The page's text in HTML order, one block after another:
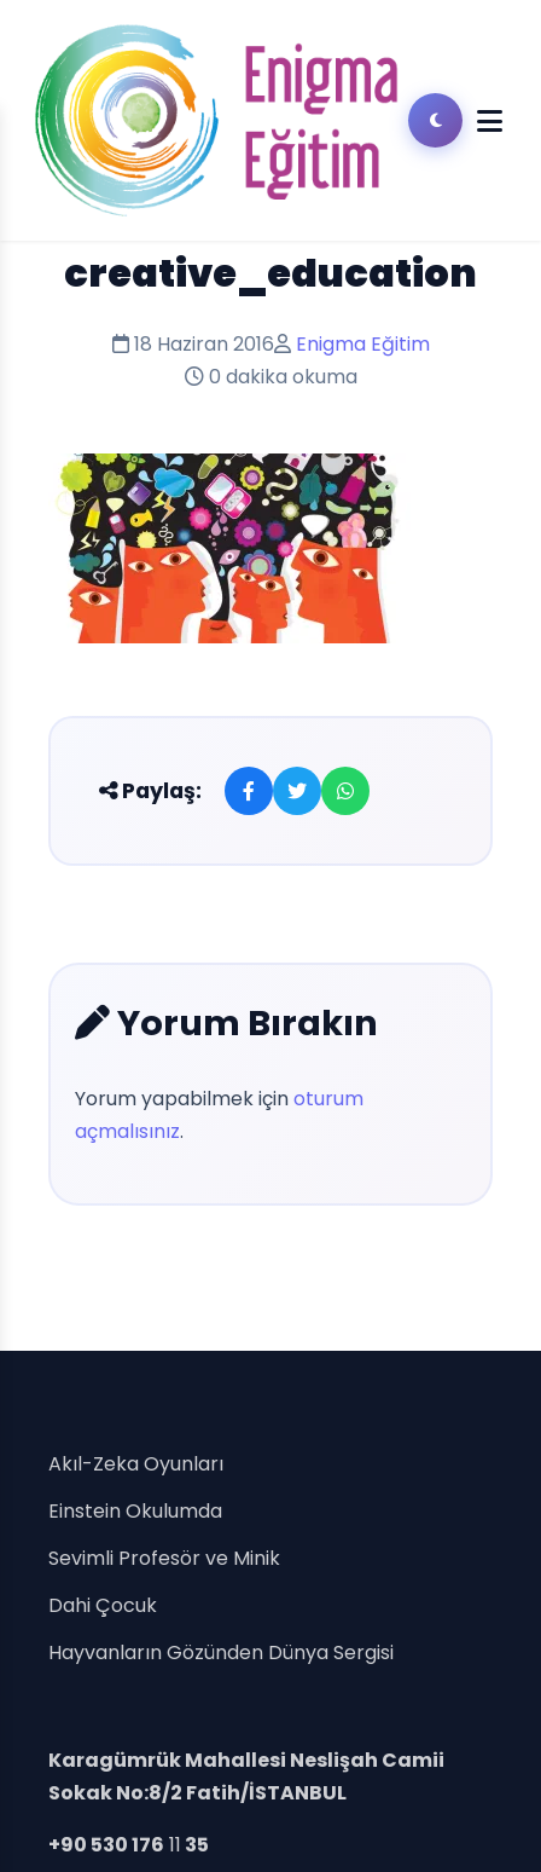
creative_education
18 Haziran 2016
Enigma Eğitim
0 dakika okuma
Paylaş:
Yorum Bırakın
Yorum yapabilmek içinoturum
açmalısınız.
Akıl-Zeka Oyunları
Einstein Okulumda
Sevimli Profesör ve Minik
Dahi Çocuk
Hayvanların Gözünden Dünya Sergisi
Karagümrük Mahallesi Neslişah Camii
Sokak No:8/2 Fatih/İSTANBUL
+90 530 176 11 35